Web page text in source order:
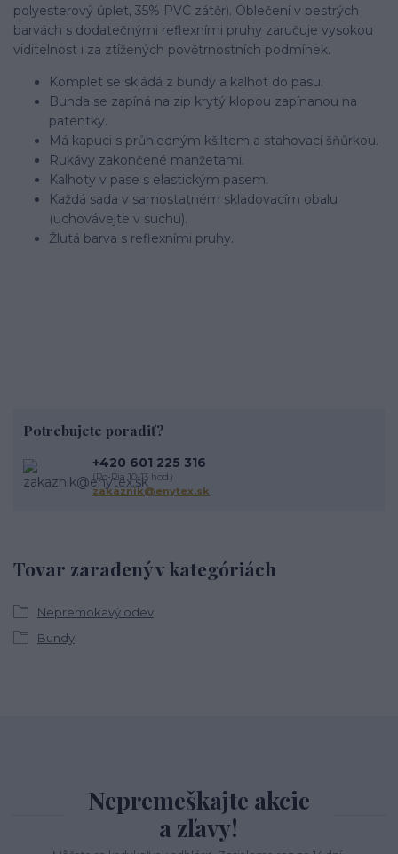
polyesterový úplet, 35% PVC zátěr). Oblečení v pestrých
barvách s dodatečnými reflexními pruhy zaručuje vysokou
viditelnost i za ztížených povětrnostních podmínek.
Komplet se skládá z bundy a kalhot do pasu.
Bunda se zapíná na zip krytý klopou zapínanou na
patentky.
Má kapuci s průhledným kšiltem a stahovací šňůrkou.
Rukávy zakončené manžetami.
Kalhoty v pase s elastickým pasem.
Každá sada v samostatném skladovacím obalu
(uchovávejte v suchu).
Žlutá barva s reflexními pruhy.
Tovar zaradený v kategóriách
Nepremokavý odev
Bundy
Potrebujete poradiť?
+420 601 225 316
(Po-Pia 10-13 hod.)
zakaznik@enytex.sk
Nepremeškajte akcie
a zľavy!